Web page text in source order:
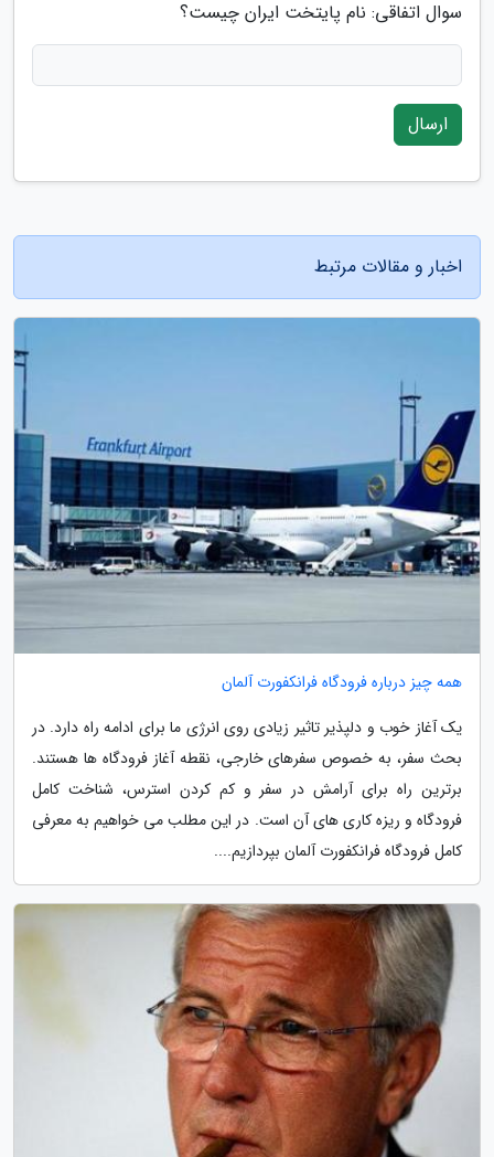
سوال اتفاقی: نام پایتخت ایران چیست؟
ارسال
اخبار و مقالات مرتبط
همه چیز درباره فرودگاه فرانکفورت آلمان
یک آغاز خوب و دلپذیر تاثیر زیادی روی انرژی ما برای ادامه راه دارد. در
بحث سفر، به خصوص سفرهای خارجی، نقطه آغاز فرودگاه ها هستند.
برترین راه برای آرامش در سفر و کم کردن استرس، شناخت کامل
فرودگاه و ریزه کاری های آن است. در این مطلب می خواهیم به معرفی
کامل فرودگاه فرانکفورت آلمان بپردازیم....